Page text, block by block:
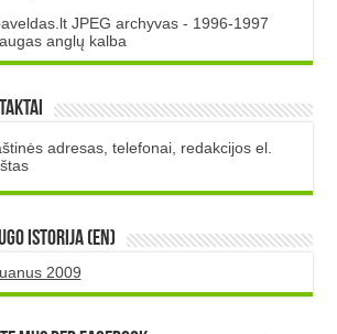
JPEG archyvas - 1996-1997
anglų kalba
adresas, telefonai, redakcijos el.
istorija (EN)
2009